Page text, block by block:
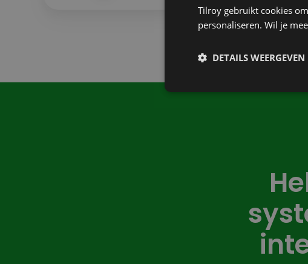
Tilroy gebruikt cookies
personaliseren. Wil je
DETAILS WEERGEVEN